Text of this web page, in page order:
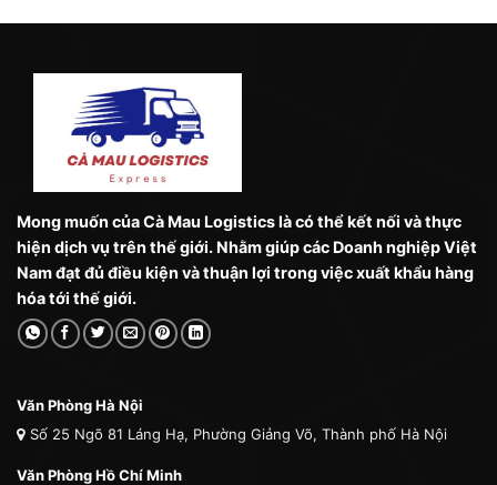
Mong muốn của Cà Mau Logistics là có thể kết nối và thực
hiện dịch vụ trên thế giới. Nhằm giúp các Doanh nghiệp Việt
Nam đạt đủ điều kiện và thuận lợi trong việc xuất khẩu hàng
hóa tới thế giới.
Văn Phòng Hà Nội
Số 25 Ngõ 81 Láng Hạ, Phường Giảng Võ, Thành phố Hà Nội
Văn Phòng Hồ Chí Minh